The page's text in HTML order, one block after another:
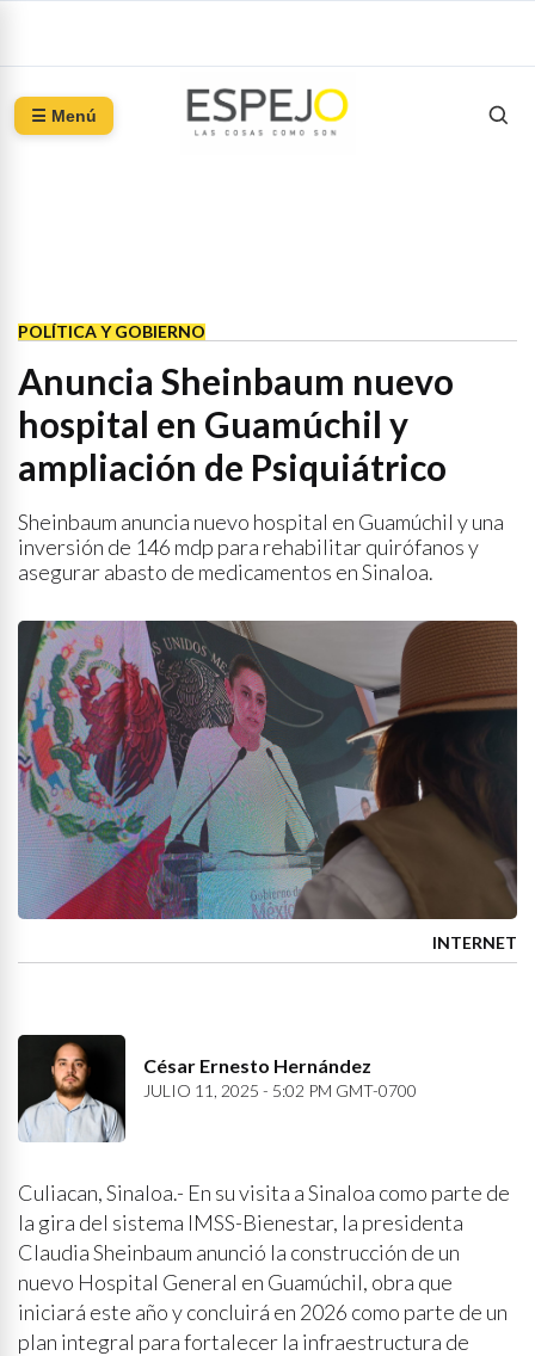
☰ Menú
POLÍTICA Y GOBIERNO
Anuncia Sheinbaum nuevo
hospital en Guamúchil y
ampliación de Psiquiátrico
Sheinbaum anuncia nuevo hospital en Guamúchil y una
inversión de 146 mdp para rehabilitar quirófanos y
asegurar abasto de medicamentos en Sinaloa.
INTERNET
César Ernesto Hernández
JULIO 11, 2025 - 5:02 PM GMT-0700
Culiacan, Sinaloa.- En su visita a Sinaloa como parte de
la gira del sistema IMSS-Bienestar, la presidenta
Claudia Sheinbaum anunció la construcción de un
nuevo Hospital General en Guamúchil, obra que
iniciará este año y concluirá en 2026 como parte de un
plan integral para fortalecer la infraestructura de